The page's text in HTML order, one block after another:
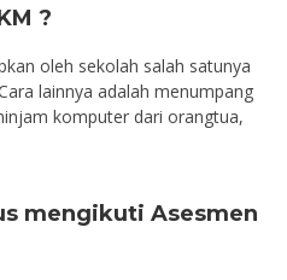
?
oleh sekolah salah satunya
lainnya adalah menumpang
komputer dari orangtua,
mengikuti Asesmen